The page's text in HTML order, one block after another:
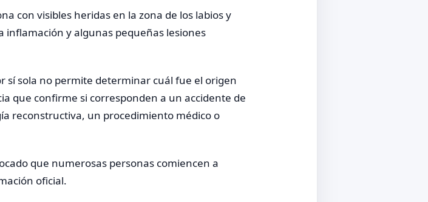
con visibles heridas en la zona de los labios y
inflamación y algunas pequeñas lesiones
sola no permite determinar cuál fue el origen
que confirme si corresponden a un accidente de
reconstructiva, un procedimiento médico o
que numerosas personas comiencen a
oficial.